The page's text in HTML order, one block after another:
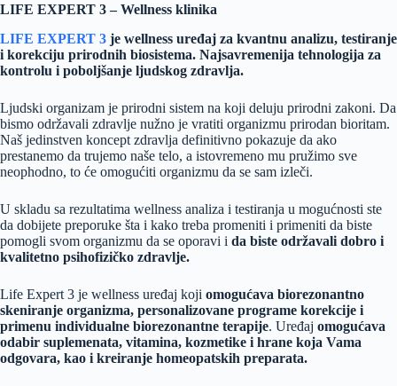
LIFE EXPERT 3 – Wellness klinika
LIFE EXPERT 3 je wellness uređaj za kvantnu analizu, testiranje
i korekciju prirodnih biosistema. Najsavremenija tehnologija za
kontrolu i poboljšanje ljudskog zdravlja.
Ljudski organizam je prirodni sistem na koji deluju prirodni zakoni. Da
bismo održavali zdravlje nužno je vratiti organizmu prirodan bioritam.
Naš jedinstven koncept zdravlja definitivno pokazuje da ako
prestanemo da trujemo naše telo, a istovremeno mu pružimo sve
neophodno, to će omogućiti organizmu da se sam izleči.
U skladu sa rezultatima wellness analiza i testiranja u mogućnosti ste
da dobijete preporuke šta i kako treba promeniti i primeniti da biste
pomogli svom organizmu da se oporavi i da biste održavali dobro i
kvalitetno psihofizičko zdravlje.
Life Expert 3 je wellness uređaj koji omogućava biorezonantno
skeniranje organizma, personalizovane programe korekcije i
primenu individualne biorezonantne terapije. Uređaj omogućava
odabir suplemenata, vitamina, kozmetike i hrane koja Vama
odgovara, kao i kreiranje homeopatskih preparata.